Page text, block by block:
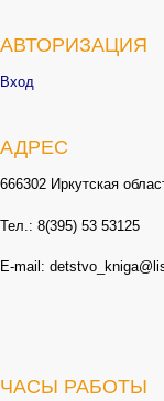
АВТОРИЗАЦИЯ
Вход
АДРЕС
666302 Иркутская
Тел.: 8(395) 53 53125
E-mail:
ЧАСЫ РАБОТЫ